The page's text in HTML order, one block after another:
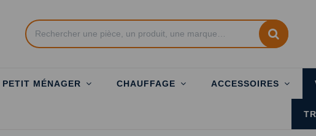
PETIT MÉNAGER CHAUFFAGE ACCESSOIRES